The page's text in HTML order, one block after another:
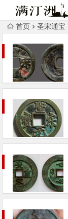
首页 圣宋通宝